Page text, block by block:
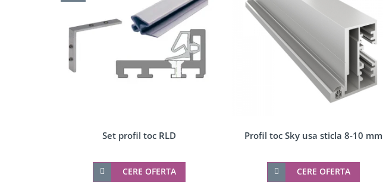
Incuietori electrice
Sisteme antipanica
Set profil toc RLD
CERE OFERTA
Profil toc Sky usa sticla 8-10 mm
CERE OFERTA